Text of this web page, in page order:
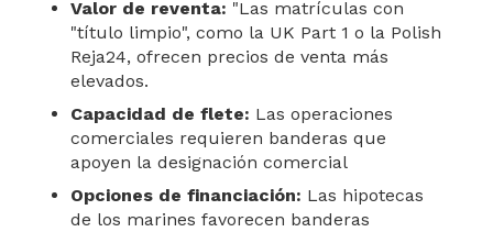
Valor de reventa: "Las matrículas con
"título limpio", como la UK Part 1 o la Polish
Reja24, ofrecen precios de venta más
elevados.
Capacidad de flete: Las operaciones
comerciales requieren banderas que
apoyen la designación comercial
Opciones de financiación: Las hipotecas
de los marines favorecen banderas